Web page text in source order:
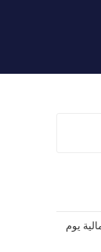
يوم